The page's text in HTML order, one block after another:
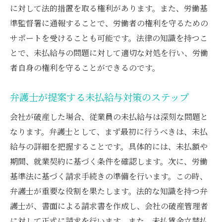
に対して法的措置を取る権利があります。また、労働基
準監督署に通報することで、労働者の権利を守るための
サポートを受けることも可能です。法律の知識を持つこ
とで、未払給与の問題に対して適切な対処を行い、労働
者自身の権利を守ることができるのです。
弁護士が提案する未払給与対策のステップ
会社が破産した場合、従業員の未払給与は深刻な問題と
なります。弁護士として、まず最初に行うべきは、未払
給与の詳細を把握することです。具体的には、未払額や
期間、就業契約に基づく条件を確認します。次に、労働
基準法に基づく請求手続きの準備を行います。この時、
弁護士が重要な役割を果たします。法的な知識を持つ弁
護士が、書面による請求書を作成し、会社の破産管理者